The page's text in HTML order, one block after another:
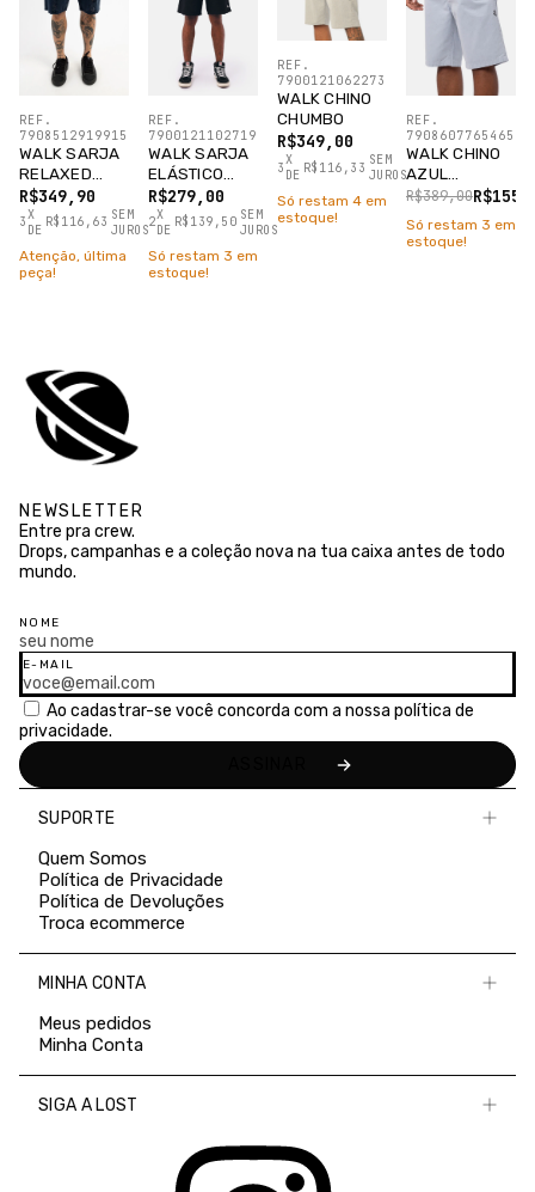
WALK SARJA
RELAXED
DESTROYED
PRETO
R$349,90
3X
DE R$116,63 SEM
JUROS
REF.
7908512919915
Atenção, última
peça!
WALK SARJA
ELÁSTICO
PRETO
R$279,00
2X
DE R$139,50 SEM
JUROS
REF.
7900121102719
Só restam 3 em
estoque!
WALK CHINO
CHUMBO
R$349,00
3X
DE R$116,33 SEM
JUROS
REF.
7900121062273
Só restam 4 em
estoque!
WALK CHINO
AZUL
MARESIA
R$389,00
REF.
7908607765465
Só restam 3 em
estoque!
NEWSLETTER
Entre pra crew.
Drops, campanhas e a coleção nova na tua caixa antes de todo
mundo.
NOME
E-MAIL
Ao cadastrar-se você concorda com a nossa política de
privacidade.
SUPORTE
Quem Somos
Política de Privacidade
Política de Devoluções
Troca ecommerce
MINHA CONTA
Meus pedidos
Minha Conta
SIGA A LOST